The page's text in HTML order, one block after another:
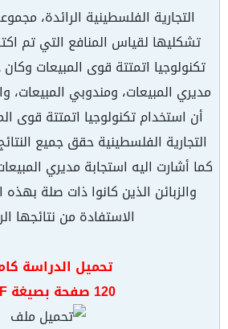
التجارية الفلسطينية الرائدة،
تشكليها لقياس المنافع التي تم
تكنولوجيا اتمتتة قوى المبيعات
مديري المبيعات، ومندوبي المبيعات،
أن استخدام تكنولوجيا اتمتتة قوى
التجارية الفلسطينية حقق جميع
كما أشارت اليه استجابة مديري
والزبائن الذين كانوا ذات صلة بهذه
الاستفادة من نتائجها
تحميل الدراسة
120 صفحة بصيغة PDF